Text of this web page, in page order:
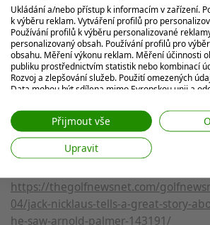
Průběžné výsledky turnaje
Zdroj:
https://thegolfnewsnet.com/
called-the-memorial-tournament-
championship-143193/
https://thegolfnewsnet.com/
04/jack-nicklaus-tells-a-great-story-
he-saw-arnold-palmer-143191/
Ukládání a/nebo přístup k informacím v zařízení.
k výběru reklam. Vytváření profilů pro
Používání profilů k výběru personalizované
personalizovaný obsah. Používání profilů pro
obsahu. Měření výkonu reklam. Měření účinnosti
publiku prostřednictvím statistik nebo kombinací
Rozvoj a zlepšování služeb. Použití omezených
Data mohou být sdílena mimo Evropskou unii a
web/aplikaci.
Zobrazit seznam partnerů (7 Prodejci
Vaše údaje používáme pro následující účely:
Ukládání a/nebo přístup k
zařízení
Přijmout vše
Upravit